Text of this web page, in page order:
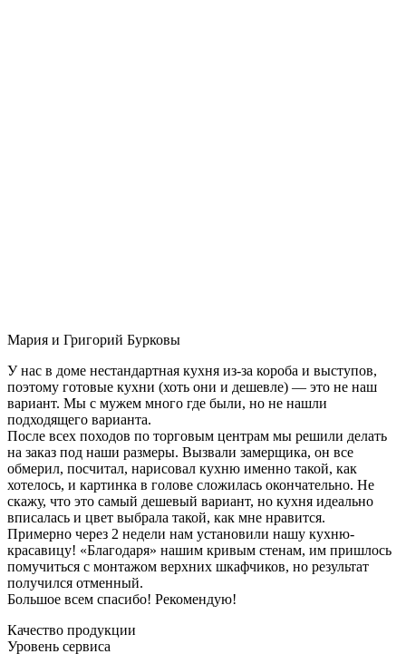
Мария и Григорий Бурковы
У нас в доме нестандартная кухня из-за короба и выступов,
поэтому готовые кухни (хоть они и дешевле) — это не наш
вариант. Мы с мужем много где были, но не нашли
подходящего варианта.
После всех походов по торговым центрам мы решили делать
на заказ под наши размеры. Вызвали замерщика, он все
обмерил, посчитал, нарисовал кухню именно такой, как
хотелось, и картинка в голове сложилась окончательно. Не
скажу, что это самый дешевый вариант, но кухня идеально
вписалась и цвет выбрала такой, как мне нравится.
Примерно через 2 недели нам установили нашу кухню-
красавицу! «Благодаря» нашим кривым стенам, им пришлось
помучиться с монтажом верхних шкафчиков, но результат
получился отменный.
Большое всем спасибо! Рекомендую!
Качество продукции
Уровень сервиса